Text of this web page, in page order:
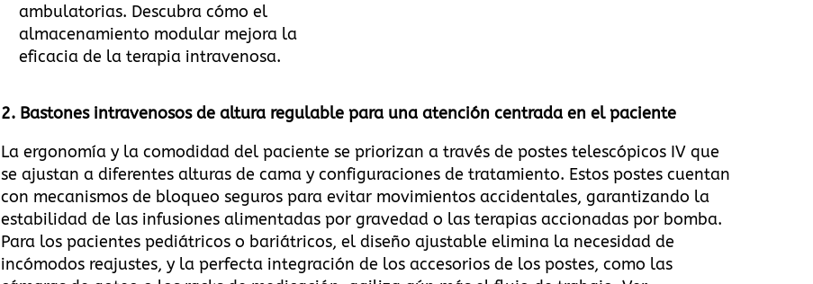
ambulatorias. Descubra cómo el
almacenamiento modular mejora la
eficacia de la terapia intravenosa.
2. Bastones intravenosos de altura regulable para una atención centrada en el paciente
La ergonomía y la comodidad del paciente se priorizan a través de postes telescópicos IV que
se ajustan a diferentes alturas de cama y configuraciones de tratamiento. Estos postes cuentan
con mecanismos de bloqueo seguros para evitar movimientos accidentales, garantizando la
estabilidad de las infusiones alimentadas por gravedad o las terapias accionadas por bomba.
Para los pacientes pediátricos o bariátricos, el diseño ajustable elimina la necesidad de
incómodos reajustes, y la perfecta integración de los accesorios de los postes, como las